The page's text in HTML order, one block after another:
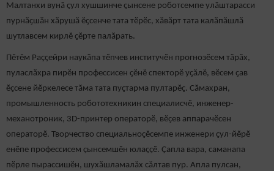
Малтанхи вунӑ ҫул хушшинче ҫынсене роботсемпе улӑштарасси
пурнӑҫшӑн хӑрушӑ ӗҫсенче тата тӗрӗс, хӑвӑрт тата калӑпӑшлӑ
шутлавсем кирлӗ ҫӗрте палӑрать.
Пӗтӗм Раҫҫейри наукӑпа тӗпчев институчӗн прогнозӗсем тӑрӑх,
пуласлӑхра пирӗн профессисен ҫӗнӗ спекторӗ уҫӑлӗ, вӗсем ҫав
ӗҫсене йӗркелесе тӑма тата пуҫтарма пултарӗҫ. Сӑмахран,
промышленность робототехникин специалисчӗ, инженер-
механотроник, 3D-принтер операторӗ, вӗҫев аппарачӗсен
операторӗ. Творчество специальноҫӗсемпе инженери ҫул-йӗрӗ
енӗпе профессисем ҫынсемшӗн юлаҫҫӗ. Ҫапла вара, саманапа
пӗрле пырассишӗн, шухӑшламалăх сăлтав пур. Апла пулсан,